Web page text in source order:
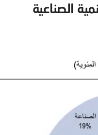
التنمية الصناعية